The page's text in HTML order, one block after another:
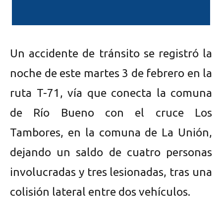
Un accidente de tránsito se registró la
noche de este martes 3 de febrero en la
ruta T-71, vía que conecta la comuna
de Río Bueno con el cruce Los
Tambores, en la comuna de La Unión,
dejando un saldo de cuatro personas
involucradas y tres lesionadas, tras una
colisión lateral entre dos vehículos.